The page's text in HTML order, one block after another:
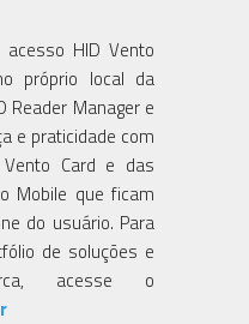
HID Vento
próprio local da
Reader Manager e
e praticidade com
Card e das
Mobile que ficam
do usuário. Para
de soluções e
acesse o